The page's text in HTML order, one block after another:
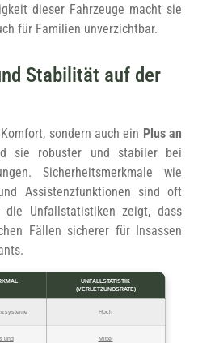
dieser Fahrzeuge macht sie
für Familien unverzichtbar.
Stabilität auf der
sondern auch ein Plus an
sie robuster und stabiler bei
Sicherheitsmerkmale wie
Assistenzfunktionen sind oft
Unfallstatistiken zeigt, dass
Fällen sicherer für Insassen
UNFALLSTATISTIK
(VERLETZUNGSRATE)
Hoch
und
Mittel